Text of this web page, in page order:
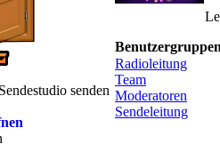
senden
Radioleitung
Team
Moderatoren
Sendeleitung